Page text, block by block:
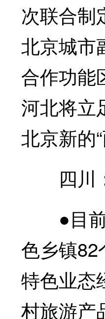
次联合制
北京城市
合作功能
河北将立
北京新的
四川：
●目前
色乡镇
特色业态
村旅游产